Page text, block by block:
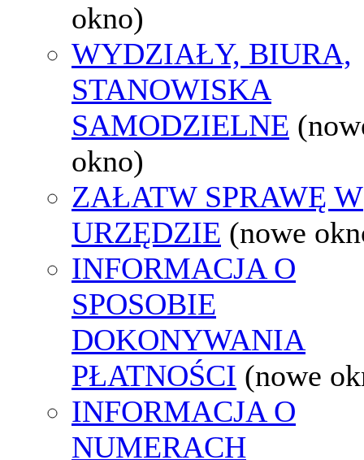
okno)
WYDZIAŁY, BIURA,
STANOWISKA
SAMODZIELNE
okno)
ZAŁATW SPRAWĘ W
URZĘDZIE (nowe
INFORMACJA O
SPOSOBIE
DOKONYWANIA
PŁATNOŚCI (nowe
INFORMACJA O
NUMERACH